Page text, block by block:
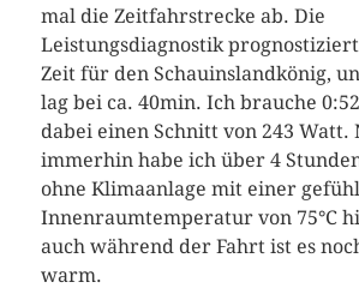
mal die Zeitfahrstrecke ab. Die
Leistungsdiagnostik
Zeit für den Schauinslandkönig,
lag bei ca. 40min. Ich brauche
dabei einen Schnitt von 243 Watt.
immerhin habe ich über 4
ohne Klimaanlage mit einer
Innenraumtemperatur von 75°C
auch während der Fahrt ist es
warm.